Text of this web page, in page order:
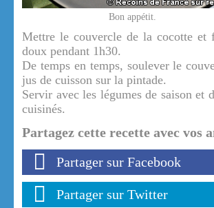
Bon appétit.
Mettre le couvercle de la cocotte et
doux pendant 1h30.
De temps en temps, soulever le
jus de cuisson sur la pintade.
Servir avec les légumes de saison et
cuisinés.
Partagez cette recette avec vos
Partager sur Facebook
Partager sur Twitter